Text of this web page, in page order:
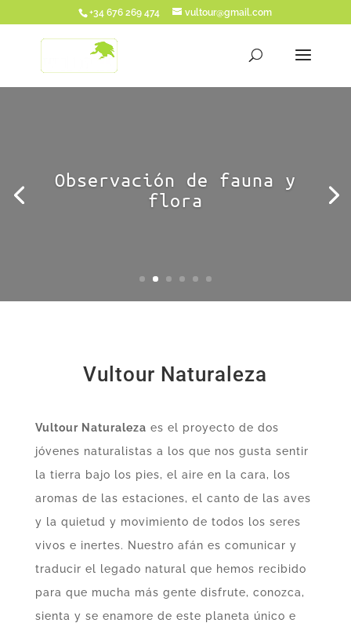
+34 676 269 474 vultour@gmail.com
Observación de fauna y
flora
Vultour Naturaleza
Vultour Naturaleza es el proyecto de dos
jóvenes naturalistas a los que nos gusta sentir
la tierra bajo los pies, el aire en la cara, los
aromas de las estaciones, el canto de las aves
y la quietud y movimiento de todos los seres
vivos e inertes. Nuestro afán es comunicar y
traducir el legado natural que hemos recibido
para que mucha más gente disfrute, conozca,
sienta y se enamore de este planeta único e